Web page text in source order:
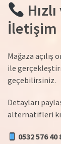
İletişim
Mağaza
ile
geçebilirsiniz.
Detayları
alternatifleri
0532 576 40